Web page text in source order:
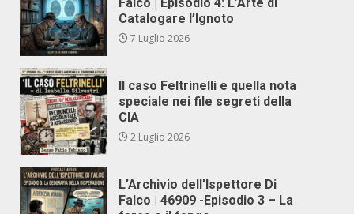
Catalogare l’Ignoto
7 Luglio 2026
Il caso Feltrinelli e quella nota
speciale nei file segreti della
CIA
2 Luglio 2026
L’Archivio dell’Ispettore Di
Falco | 46909 -Episodio 3 – La